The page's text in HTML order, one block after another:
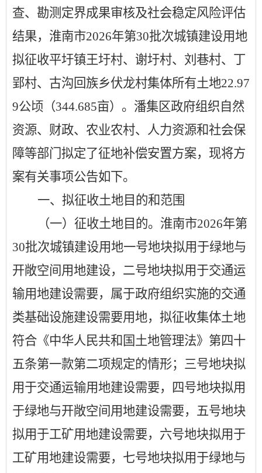
查、勘测定界成果审核及社会稳定风险评估
结果，淮南市2026年第30批次城镇建设用地
拟征收平圩镇王圩村、谢圩村、刘巷村、丁
郢村、古沟回族乡伏龙村集体所有土地22.97
9公顷（344.685亩）。潘集区政府组织自然
资源、财政、农业农村、人力资源和社会保
障等部门拟定了征地补偿安置方案，现将方
案有关事项公告如下。
一、拟征收土地目的和范围
（一）征收土地目的。淮南市2026年第
30批次城镇建设用地一号地块拟用于绿地与
开敞空间用地建设，二号地块拟用于交通运
输用地建设需要，属于政府组织实施的交通
类基础设施建设需要用地，拟征收集体土地
符合《中华人民共和国土地管理法》第四十
五条第一款第二项规定的情形；三号地块拟
用于交通运输用地建设需要，四号地块拟用
于绿地与开敞空间用地建设需要，五号地块
拟用于工矿用地建设需要，六号地块拟用于
工矿用地建设需要，七号地块拟用于绿地与